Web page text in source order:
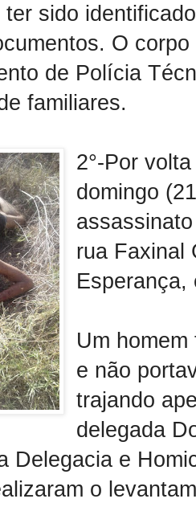
sido
O
de Polícia
familiares.
2°-Por
domingo
rua Faxinal
Esperança,
Um
e não
trajando
delegada
Delegacia e
o